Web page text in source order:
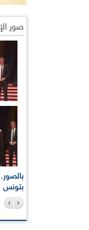
صور
بتونس